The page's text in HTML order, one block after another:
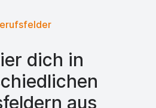
dich in
aus